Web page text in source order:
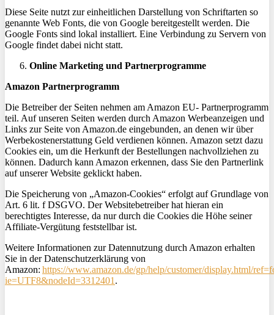
Diese Seite nutzt zur einheitlichen Darstellung von Schriftarten so
genannte Web Fonts, die von Google bereitgestellt werden. Die
Google Fonts sind lokal installiert. Eine Verbindung zu Servern von
Google findet dabei nicht statt.
Online Marketing und Partnerprogramme
Amazon Partnerprogramm
Die Betreiber der Seiten nehmen am Amazon EU- Partnerprogramm
teil. Auf unseren Seiten werden durch Amazon Werbeanzeigen und
Links zur Seite von Amazon.de eingebunden, an denen wir über
Werbekostenerstattung Geld verdienen können. Amazon setzt dazu
Cookies ein, um die Herkunft der Bestellungen nachvollziehen zu
können. Dadurch kann Amazon erkennen, dass Sie den Partnerlink
auf unserer Website geklickt haben.
Die Speicherung von „Amazon-Cookies“ erfolgt auf Grundlage von
Art. 6 lit. f DSGVO. Der Websitebetreiber hat hieran ein
berechtigtes Interesse, da nur durch die Cookies die Höhe seiner
Affiliate-Vergütung feststellbar ist.
Weitere Informationen zur Datennutzung durch Amazon erhalten
Sie in der Datenschutzerklärung von
Amazon: https://www.amazon.de/gp/help/customer/display.html/
ie=UTF8&nodeId=3312401 .